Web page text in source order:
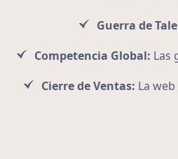
Guerra de
Competencia Global: Las
Cierre de Ventas: La